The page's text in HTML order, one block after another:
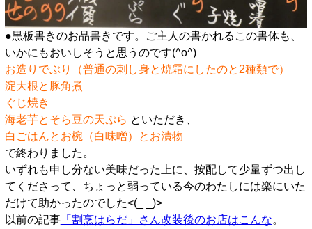
●黒板書きのお品書きです。ご主人の書かれるこの書体も、
いかにもおいしそうと思うのです(^o^)
お造りでぶり（普通の刺し身と焼霜にしたのと2種類で）
淀大根と豚角煮
ぐじ焼き
海老芋とそら豆の天ぷら といただき、
白ごはんとお椀（白味噌）とお漬物
で終わりました。
いずれも申し分ない美味だった上に、按配して少量ずつ出し
てくださって、ちょっと弱っている今のわたしには楽にいた
だけて助かったのでした<(_ _)>
以前の記事「割烹はらだ」さん改装後のお店はこんな。